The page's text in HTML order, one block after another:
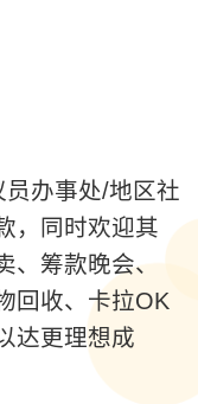
办事处/地区社
，同时欢迎其
筹款晚会、
回收、卡拉OK
达更理想成